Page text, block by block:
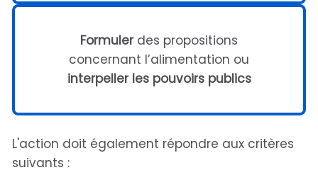
Formulerdes propositions
concernant l’alimentation ou
interpeller les pouvoirs publics
L'action doit également répondre aux critères
suivants :